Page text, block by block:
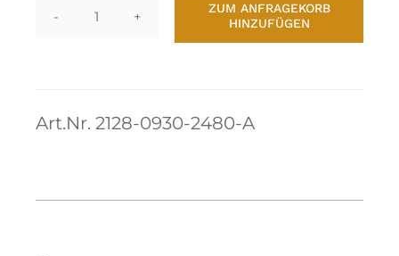
Kontakt
Omni-
A3
ZUM ANFRAGEKORB
HINZUFÜGEN
Art.Nr. 2128-0930-2480-A